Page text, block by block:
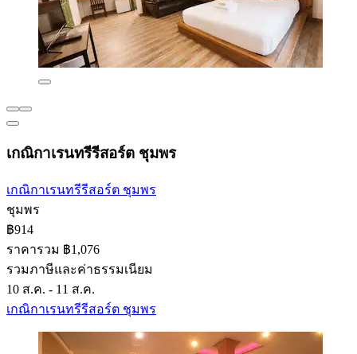
เกณิกาเรนทรีรีสอร์ต ชุมพร
เกณิกาเรนทรีรีสอร์ต ชุมพร
ชุมพร
฿914
ราคารวม ฿1,076
รวมภาษีและค่าธรรมเนียม
10 ส.ค. - 11 ส.ค.
เกณิกาเรนทรีรีสอร์ต ชุมพร